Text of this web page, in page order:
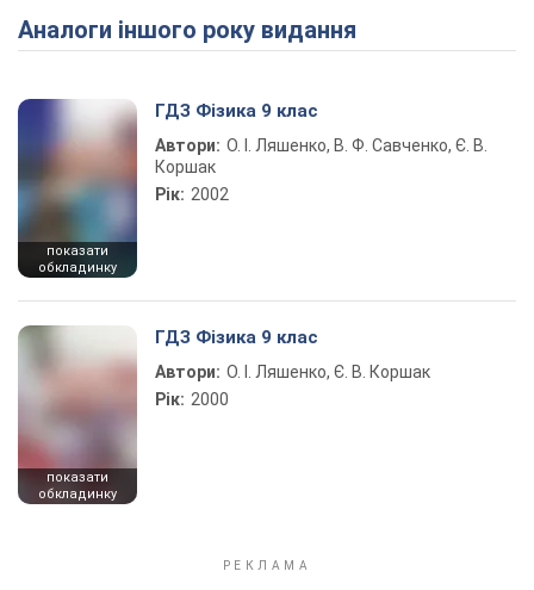
Play Video
Аналоги іншого року видання
показати
обкладинку
ГДЗ Фізика 9 клас
Автори: О. І. Ляшенко, В. Ф. Савченко, Є. В.
Коршак
Рік: 2002
показати
обкладинку
ГДЗ Фізика 9 клас
Автори: О. І. Ляшенко, Є. В. Коршак
Рік: 2000